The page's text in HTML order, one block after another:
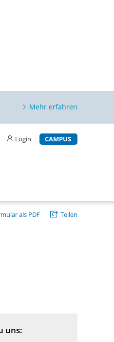
Mehr erfahren
CAMPUS
Login
als PDF Teilen
uns: